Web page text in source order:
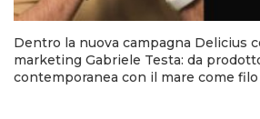
Dentro la nuova campagna Delicius
marketing Gabriele Testa: da
contemporanea con il mare come